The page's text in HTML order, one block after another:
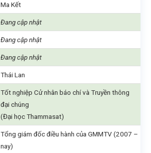
Ma Kết
Đang cập nhật
Đang cập nhật
Đang cập nhật
Thái Lan
Tốt nghiệp Cử nhân báo chí và Truyền thông
đại chúng
(Đại học Thammasat)
Tổng giám đốc điều hành của GMMTV (2007 –
nay)